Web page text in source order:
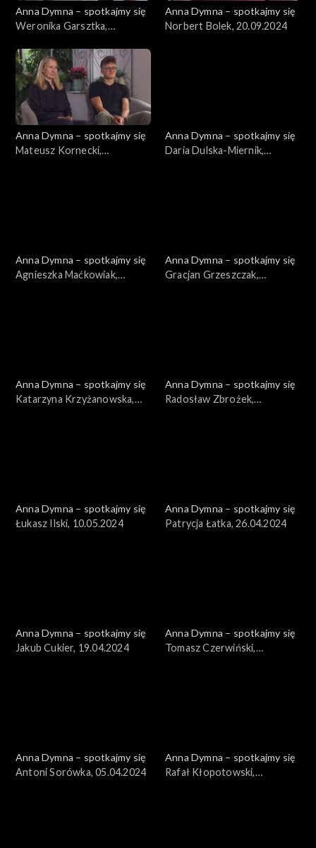
Anna Dymna – spotkajmy się
Weronika Garsztka,
Anna Dymna – spotkajmy się
Norbert Bolek, 20.09.2024
Anna Dymna – spotkajmy się
Mateusz Kornecki,
Anna Dymna – spotkajmy się
Daria Dulska-Miernik,
Anna Dymna – spotkajmy się
Agnieszka Maćkowiak,
Anna Dymna – spotkajmy się
Gracjan Grzeszczak,
Anna Dymna – spotkajmy się
Katarzyna Krzyżanowska,
Anna Dymna – spotkajmy się
Radosław Zbrożek,
Anna Dymna – spotkajmy się
Łukasz Ilski, 10.05.2024
Anna Dymna – spotkajmy się
Patrycja Łatka, 26.04.2024
Anna Dymna – spotkajmy się
Jakub Cukier, 19.04.2024
Anna Dymna – spotkajmy się
Tomasz Czerwiński,
Anna Dymna – spotkajmy się
Antoni Sorówka, 05.04.2024
Anna Dymna – spotkajmy się
Rafał Kłopotowski,